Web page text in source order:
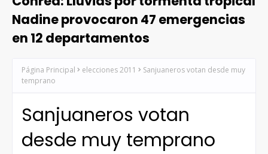
Nadine provocaron 47 emergencias
en 12 departamentos
Página Principal elecciones 2011
Sanjuaneros votan desde muy
temprano
Sanjuaneros votan
desde muy temprano